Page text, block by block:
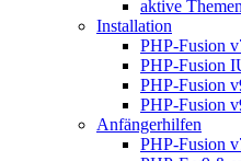
aktive Themen
Installation
PHP-Fusion
PHP-Fusion
PHP-Fusion
PHP-Fusion
Anfängerhilfen
PHP-Fusion